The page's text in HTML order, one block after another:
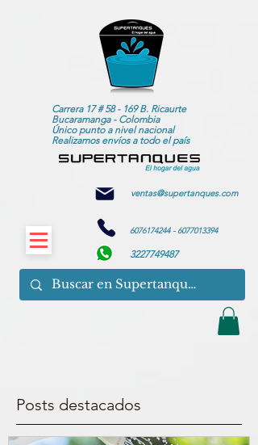
Carrera 17 # 58 - 169 B. Ricaurte
Bucaramanga - Colombia
Único punto a nivel nacional
Realizamos envíos a todo el país
ventas@supertanques.com
6076174244-6077013394
3227749487
Posts destacados